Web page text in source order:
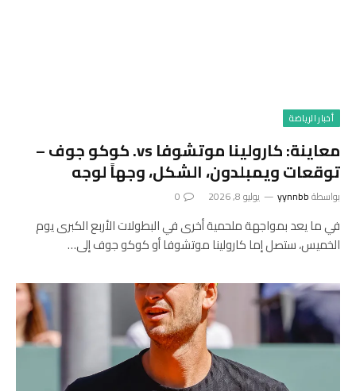
أخبار الرياضة
معاينة: كارولينا موتشوفا vs. كوكو جوف –
توقعات ويمبلدون، الشكل، وجهاً لوجه
بواسطةyynnbb يوليو 8, 2026 0
في ما يعد بمواجهة ملحمية أخرى في البطولات الأربع الكبرى يوم
الخميس، ستصل إما كارولينا موتشوفا أو كوكو جوف إلى…